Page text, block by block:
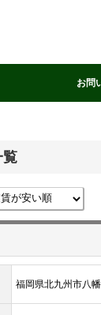
お問
覧
福岡県北九州市八